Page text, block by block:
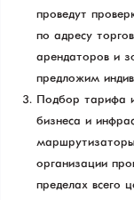
проведут
по адресу
арендаторов и
предложим
Подбор тарифа
бизнеса и
организации
пределах всего